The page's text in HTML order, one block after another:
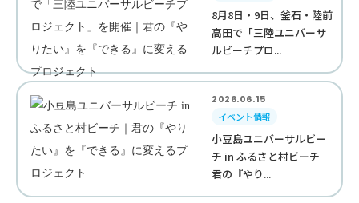
8月8日・9日、釜石・陸前
高田で「三陸ユニバーサ
ルビーチプロ...
2026.06.15
イベント情報
小豆島ユニバーサルビー
チ in ふるさと村ビーチ｜
君の『やり...